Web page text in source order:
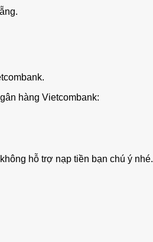
hàng Vietcombank:
hỗ trợ nạp tiền bạn chú ý nhé.